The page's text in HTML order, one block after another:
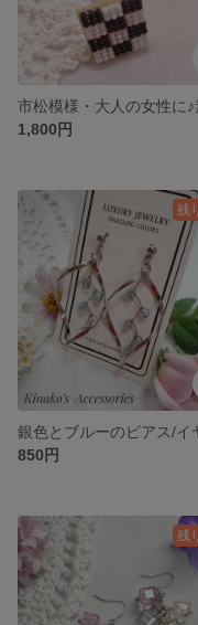
1,800円
残
850円
残